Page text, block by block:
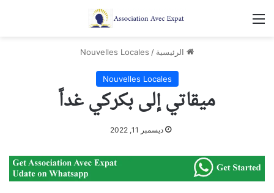
القائمة
الرئيسية /
Nouvelles Locales
Nouvelles Locales
ميقاتي إلى بكركي غداً
ديسمبر 11, 2022